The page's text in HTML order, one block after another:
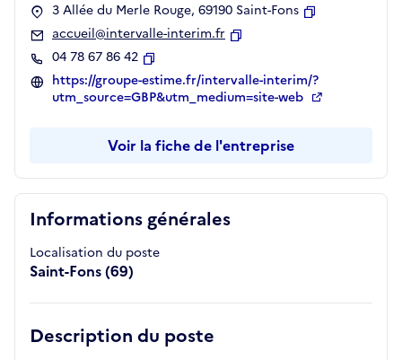
Informations générales
Localisation du poste
Saint-Fons (69)
Description du poste
3 Allée du Merle Rouge, 69190 Saint-Fons
accueil@intervalle-interim.fr
04 78 67 86 42
Copier
https://groupe-estime.fr/intervalle-interim/?
utm_source=GBP&utm_medium=site-web
Voir la fiche de l'entreprise